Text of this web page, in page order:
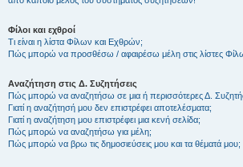
Φίλοι και εχθροί
Τι είναι η λίστα Φίλων και Εχθρών;
Πώς μπορώ να προσθέσω / αφαιρέσω μέλη στις λίστες
Αναζήτηση στις Δ. Συζητήσεις
Πώς μπορώ να αναζητήσω σε μια ή περισσότερες Δ.
Γιατί η αναζήτησή μου δεν επιστρέφει αποτελέσματα;
Γιατί η αναζήτηση μου επιστρέφει μια κενή σελίδα;
Πώς μπορώ να αναζητήσω για μέλη;
Πώς μπορώ να βρω τις δημοσιεύσεις μου και τα θέματά μου;